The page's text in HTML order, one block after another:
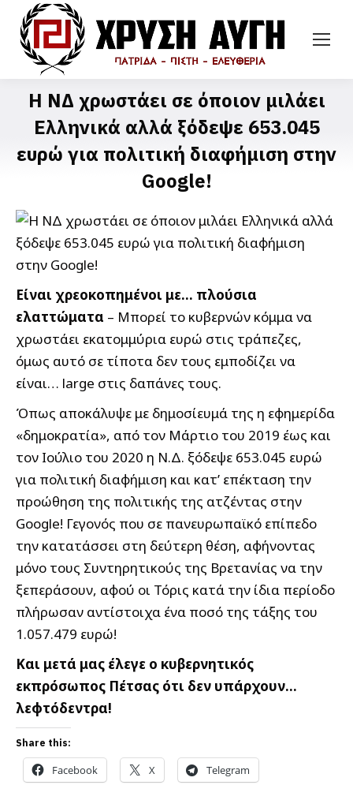
H ΝΔ χρωστάει σε όποιον μιλάει
Ελληνικά αλλά ξόδεψε 653.045
ευρώ για πολιτική διαφήμιση στην
Google!
Είναι χρεοκοπημένοι με… πλούσια
ελαττώματα – Μπορεί το κυβερνών κόμμα να
χρωστάει εκατομμύρια ευρώ στις τράπεζες,
όμως αυτό σε τίποτα δεν τους εμποδίζει να
είναι… large στις δαπάνες τους.
Όπως αποκάλυψε με δημοσίευμά της η εφημερίδα
«δημοκρατία», από τον Μάρτιο του 2019 έως και
τον Ιούλιο του 2020 η Ν.Δ. ξόδεψε 653.045 ευρώ
για πολιτική διαφήμιση και κατ’ επέκταση την
προώθηση της πολιτικής της ατζέντας στην
Google! Γεγονός που σε πανευρωπαϊκό επίπεδο
την κατατάσσει στη δεύτερη θέση, αφήνοντας
μόνο τους Συντηρητικούς της Βρετανίας να την
ξεπεράσουν, αφού οι Τόρις κατά την ίδια περίοδο
πλήρωσαν αντίστοιχα ένα ποσό της τάξης του
1.057.479 ευρώ!
Και μετά μας έλεγε ο κυβερνητικός
εκπρόσωπος Πέτσας ότι δεν υπάρχουν…
λεφτόδεντρα!
Share this:
Facebook X Telegram